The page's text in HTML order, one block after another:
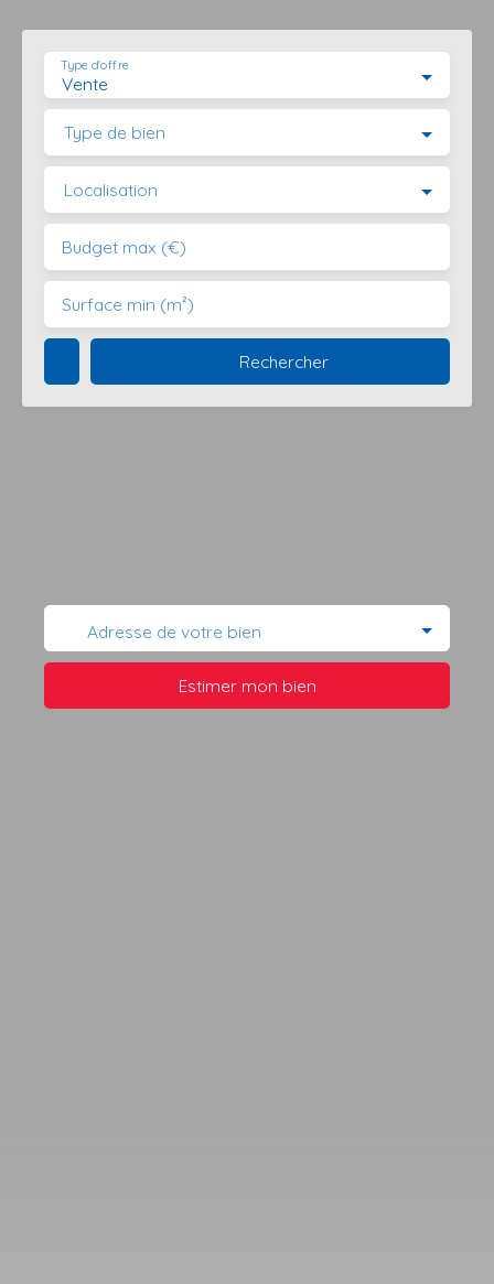
Vente
Type d'offre
Type de bien
Localisation
Budget max (€)
Surface min (m²)
Rechercher
Adresse de votre bien
Estimer mon bien